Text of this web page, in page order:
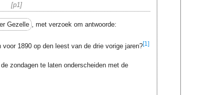
p1
Gezelle , met verzoek om antwoorde:
1890 op den leest van de drie vorige jaren?[1]
zondagen te laten onderscheiden met de